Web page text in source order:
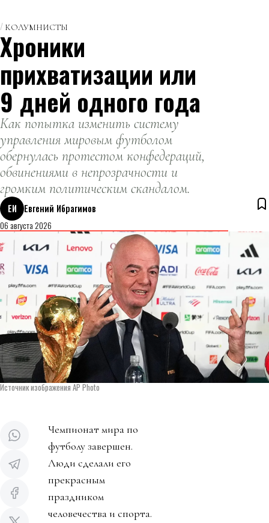
КОЛУМНИСТЫ
Хроники
прихватизации или
9 дней одного года
Как попытка изменить систему
управления мировым футболом
обернулась протестом конфедераций,
обвинениями в непрозрачности и
громким политическим скандалом.
ЕИ
Евгений Ибрагимов
06 августа 2026
Источник изображения AP Photo
Чемпионат мира по
футболу завершен.
Люди сделали его
прекрасным
праздником
человечества и спорта.